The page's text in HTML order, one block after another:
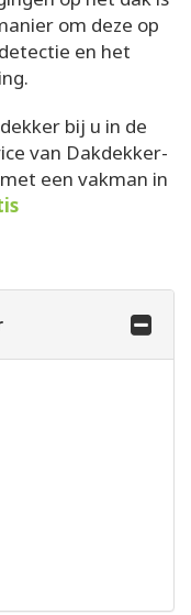
om deze op
en het
bij u in de
van Dakdekker-
een vakman in